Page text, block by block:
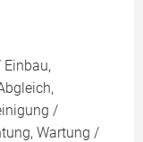
/
Wartung /